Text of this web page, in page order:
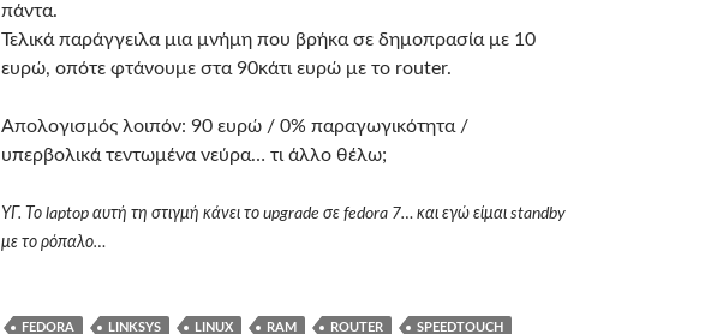
πάντα.
Τελικά παράγγειλα μια μνήμη που βρήκα σε δημοπρασία με 10
ευρώ, οπότε φτάνουμε στα 90κάτι ευρώ με το router.
Απολογισμός λοιπόν: 90 ευρώ / 0% παραγωγικότητα /
υπερβολικά τεντωμένα νεύρα… τι άλλο θέλω;
ΥΓ. Το laptop αυτή τη στιγμή κάνει το upgrade σε fedora 7… και εγώ είμαι standby
με το ρόπαλο…
FEDORA LINKSYS LINUX RAM ROUTER SPEEDTOUCH